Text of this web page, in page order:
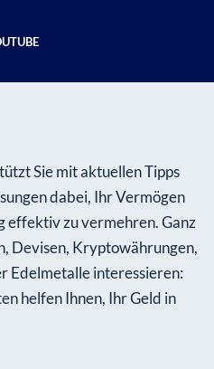
Sie mit aktuellen Tipps
dabei, Ihr Vermögen
effektiv zu vermehren. Ganz
Devisen, Kryptowährungen,
Edelmetalle interessieren:
helfen Ihnen, Ihr Geld in